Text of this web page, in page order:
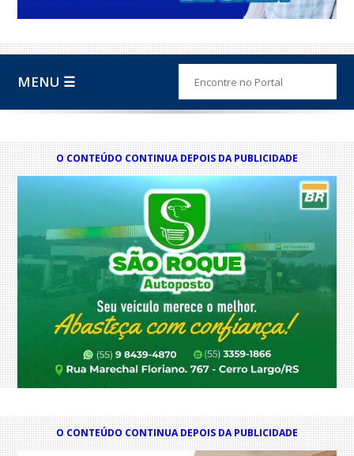
MENU ☰
O CONTEÚDO CONTINUA DEPOIS DA PUBLICIDADE
O CONTEÚDO CONTINUA DEPOIS DA PUBLICIDADE